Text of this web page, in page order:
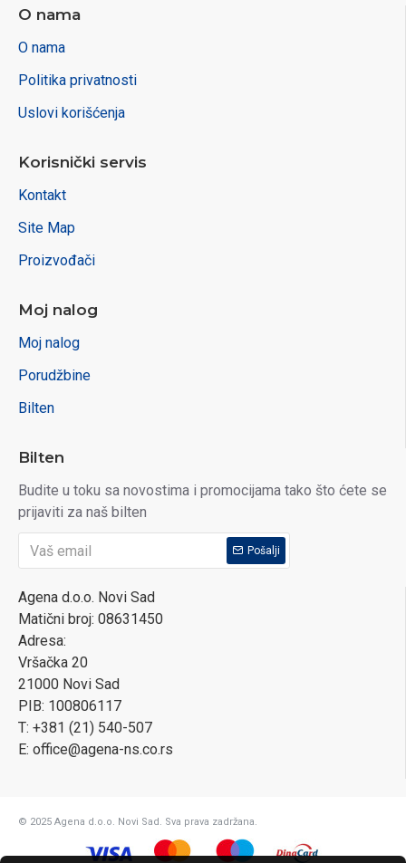
O nama
O nama
Politika privatnosti
Uslovi korišćenja
Korisnički servis
Kontakt
Site Map
Proizvođači
Moj nalog
Moj nalog
Porudžbine
Bilten
Bilten
Budite u toku sa novostima i promocijama tako što ćete se
prijaviti za naš bilten
Pošalji
Agena d.o.o. Novi Sad
Matični broj: 08631450
Adresa:
Vršačka 20
21000 Novi Sad
PIB: 100806117
T: +381 (21) 540-507
E: office@agena-ns.co.rs
© 2025 Agena d.o.o. Novi Sad. Sva prava zadržana.